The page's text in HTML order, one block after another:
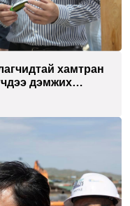
хамтран
дэмжих